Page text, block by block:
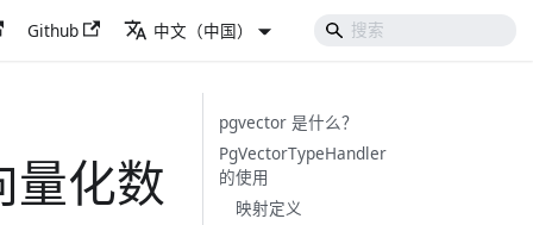
Github 中文（中国）
化数
pgvector 是什么？
PgVectorTypeHandler
的使用
映射定义